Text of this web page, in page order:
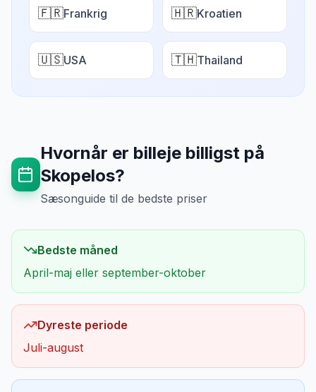
🇫🇷Frankrig 🇭🇷Kroatien
🇺🇸USA 🇹🇭Thailand
Hvornår er billeje billigst på
Skopelos?
Sæsonguide til de bedste priser
Bedste måned
April-maj eller september-oktober
Dyreste periode
Juli-august